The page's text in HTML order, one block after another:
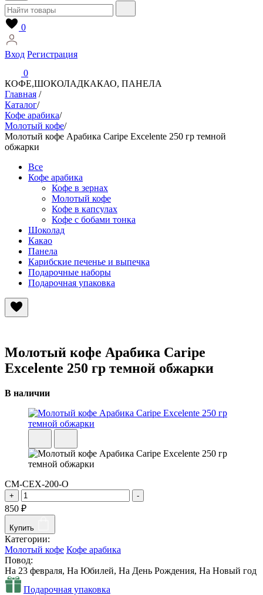
0
Вход Регистрация
0
КОФЕ,ШОКОЛАДКАКАО, ПАНЕЛА
Главная /
Каталог/
Кофе арабика/
Молотый кофе/
Молотый кофе Арабика Caripe Excelente 250 гр темной
обжарки
Все
Кофе арабика
Кофе в зернах
Молотый кофе
Кофе в капсулах
Кофе с бобами тонка
Шоколад
Какао
Панела
Карибские печенье и выпечка
Подарочные наборы
Подарочная упаковка
Молотый кофе Арабика Caripe
Excelente 250 гр темной обжарки
В наличии
CM-CEX-200-O
+ -
850 ₽
Купить
Категории:
Молотый кофе Кофе арабика
Повод:
На 23 февраля, На Юбилей, На День Рождения, На Новый год
Подарочная упаковка